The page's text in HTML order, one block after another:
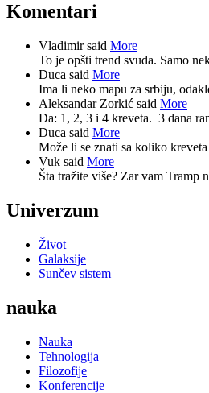
Komentari
Vladimir said More
To je opšti trend svuda. Samo
Duca said More
Ima li neko mapu za srbiju,
Aleksandar Zorkić said More
Da: 1, 2, 3 i 4 kreveta. 3 dana
Duca said More
Može li se znati sa koliko kreveta
Vuk said More
Šta tražite više? Zar vam Tramp
Univerzum
Život
Galaksije
Sunčev sistem
nauka
Nauka
Tehnologija
Filozofije
Konferencije